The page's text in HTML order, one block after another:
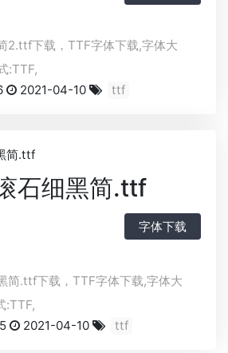
2.ttf下载， TTF字体下载,字体大
:TTF,
2021-04-10 ttf
石细黑简.ttf
字体下载
简.ttf下载， TTF字体下载,字体大
:TTF,
2021-04-10 ttf